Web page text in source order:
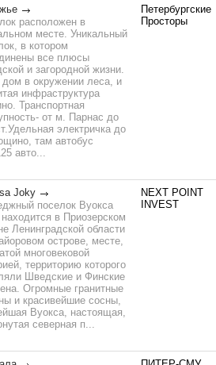
расположен в
месте. Уникальный
в котором
все плюсы
и загородной жизни.
в окружении леса, и
инфраструктура
Транспортная
от м. Парнас до
электричка до
там автобус
авто...
Петербургские
Просторы
Joky
поселок Вуокса
в Приозерском
Ленинградской области
острове, месте,
многовековой
территорию которого
Шведские и Финские
Огромные гранитные
и красивейшие сосны,
Вуокса, настоящая,
северная п...
NEXT POINT
INVEST